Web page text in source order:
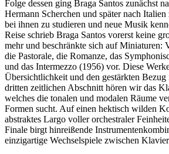
Folge dessen ging Braga Santos zunächst
Hermann Scherchen und später nach
bei ihnen zu studieren und neue Musik
Reise schrieb Braga Santos vorerst keine
mehr und beschränkte sich auf Miniaturen:
die Pastorale, die Romanze, das
und das Intermezzo (1956) vor. Diese
Übersichtlichkeit und den gestärkten
dritten zeitlichen Abschnitt hören wir das
welches die tonalen und modalen Räume
Formen sucht. Auf einen hektisch wilden
abstraktes Largo voller orchestraler
Finale birgt hinreißende
einzigartige Wechselspiele zwischen